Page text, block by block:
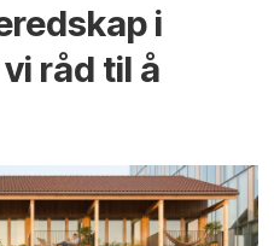
i
råd til å